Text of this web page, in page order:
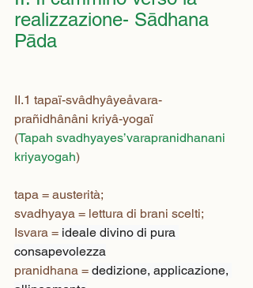
realizzazione- Sādhana
Pāda
II.1 tapaï-svâdhyâyeåvara-
prañidhânâni kriyâ-yogaï
(Tapah svadhyayes’varapranidhanani
kriyayogah)
tapa = austerità;
svadhyaya = lettura di brani scelti;
Isvara = ideale divino di pura
consapevolezza
pranidhana = dedizione, applicazione,